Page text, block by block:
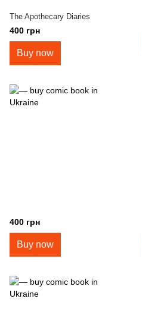
The Apothecary Diaries
400 грн
Buy now
400 грн
Buy now